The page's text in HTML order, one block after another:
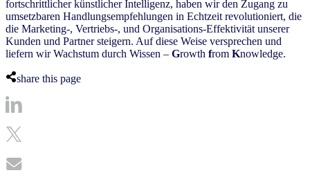
fortschrittlicher künstlicher Intelligenz, haben wir den Zugang zu
umsetzbaren Handlungsempfehlungen in Echtzeit revolutioniert, die
die Marketing-, Vertriebs-, und Organisations-Effektivität unserer
Kunden und Partner steigern. Auf diese Weise versprechen und
liefern wir Wachstum durch Wissen – Growth from Knowledge.
share this page